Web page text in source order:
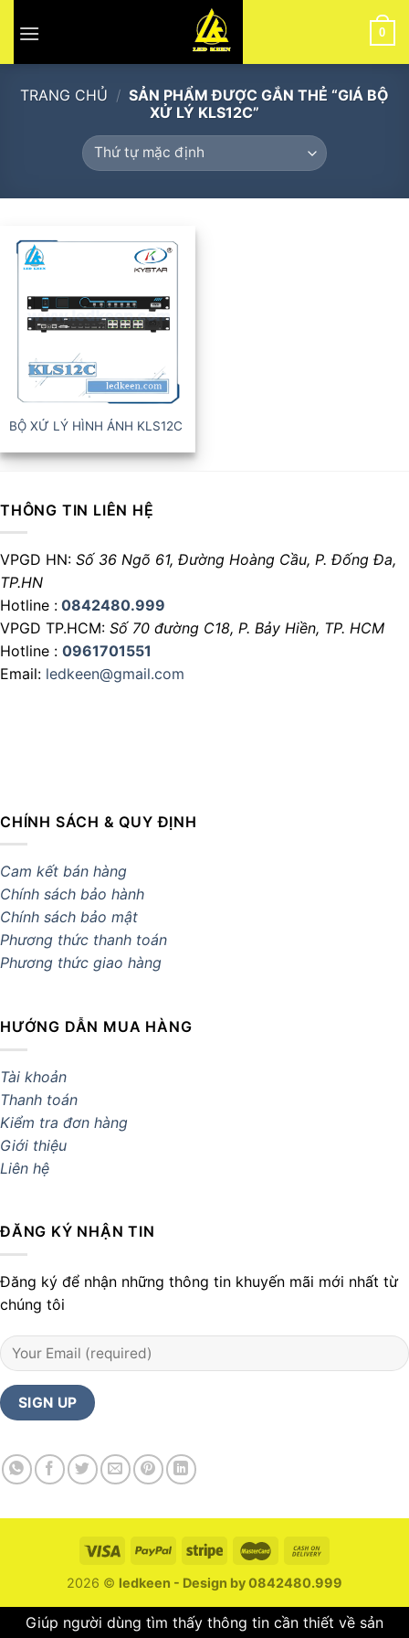
0
TRANG CHỦ / SẢN PHẨM ĐƯỢC GẮN THẺ “GIÁ BỘ
XỬ LÝ KLS12C”
BỘ XỬ LÝ HÌNH ẢNH KLS12C
THÔNG TIN LIÊN HỆ
VPGD HN: Số 36 Ngõ 61, Đường Hoàng Cầu, P. Đống Đa,
TP.HN
Hotline : 0842480.999
VPGD TP.HCM: Số 70 đường C18, P. Bảy Hiền, TP. HCM
Hotline : 0961701551
Email: ledkeen@gmail.com
CHÍNH SÁCH & QUY ĐỊNH
Cam kết bán hàng
Chính sách bảo hành
Chính sách bảo mật
Phương thức thanh toán
Phương thức giao hàng
HƯỚNG DẪN MUA HÀNG
Tài khoản
Thanh toán
Kiểm tra đơn hàng
Giới thiệu
Liên hệ
ĐĂNG KÝ NHẬN TIN
Đăng ký để nhận những thông tin khuyến mãi mới nhất từ
chúng tôi
2026 © ledkeen - Design by 0842480.999
Giúp người dùng tìm thấy thông tin cần thiết về sản